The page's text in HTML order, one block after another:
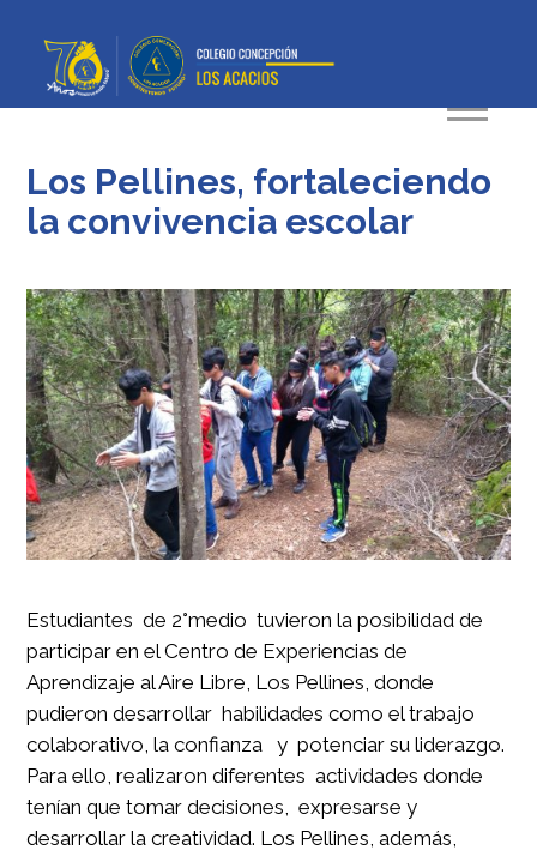
Los Pellines, fortaleciendo
la convivencia escolar
Estudiantes de 2°medio tuvieron la posibilidad de
participar en el Centro de Experiencias de
Aprendizaje al Aire Libre, Los Pellines, donde
pudieron desarrollar habilidades como el trabajo
colaborativo, la confianza y potenciar su liderazgo.
Para ello, realizaron diferentes actividades donde
tenían que tomar decisiones, expresarse y
desarrollar la creatividad. Los Pellines, además,